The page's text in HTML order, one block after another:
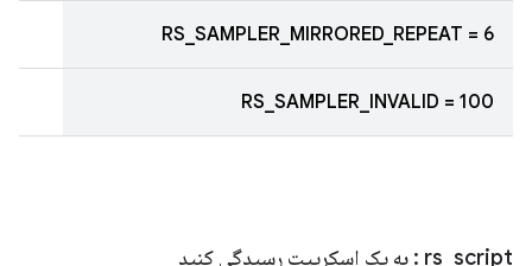
RS_SAMPLER_MIRRORED_REPEAT = 6
RS_SAMPLER_INVALID = 100
rs script : به یک اسکریپت رسیدگی کنید